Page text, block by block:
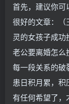
首先，建议你可
很好的文章：（
灵的女孩子成
老公要离婚怎么
每一段关系的破
患日积月累，
有任何希望了，